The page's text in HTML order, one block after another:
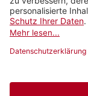
2024 Pop
Forever
Timo
2023Pop